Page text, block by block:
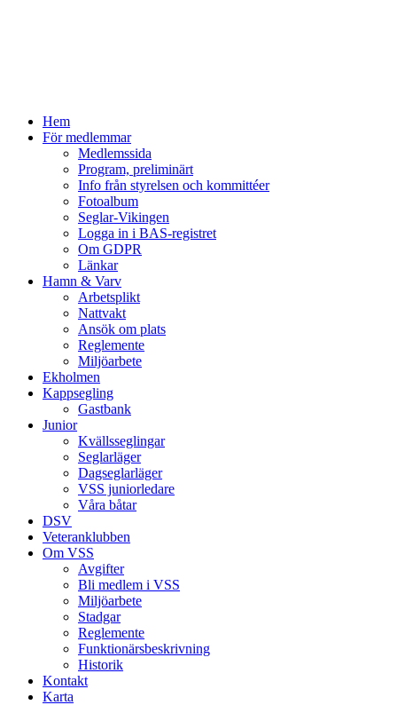
Hem
För medlemmar
Medlemssida
Program, preliminärt
Info från styrelsen och kommittéer
Fotoalbum
Seglar-Vikingen
Logga in i BAS-registret
Om GDPR
Länkar
Hamn & Varv
Arbetsplikt
Nattvakt
Ansök om plats
Reglemente
Miljöarbete
Ekholmen
Kappsegling
Gastbank
Junior
Kvällsseglingar
Seglarläger
Dagseglarläger
VSS juniorledare
Våra båtar
DSV
Veteranklubben
Om VSS
Avgifter
Bli medlem i VSS
Miljöarbete
Stadgar
Reglemente
Funktionärsbeskrivning
Historik
Kontakt
Karta